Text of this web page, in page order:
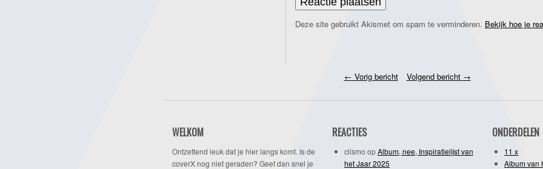
Deze site gebruikt Akismet om spam te verminderen. Bekijk hoe je
← Vorig bericht Volgend bericht →
WELKOM
Ontzettend leuk dat je hier langs komt. Is de
coverX nog niet geraden? Geef dan snel je
REACTIES
clismo opAlbum, nee, Inspiratielijst van
het Jaar 2025
ONDERDELEN
11 x
Album van